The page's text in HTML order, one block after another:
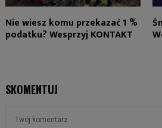
Nie wiesz komu przekazać 1 %
podatku? Wesprzyj KONTAKT
SKOMENTUJ